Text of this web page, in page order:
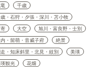
千歳
・石狩・夕張・深川・苫小牧
大空
旭川・富良野・士別
・留萌・音威子府
絶景
・知床斜里・北見・紋別
美瑛
観光
花畑